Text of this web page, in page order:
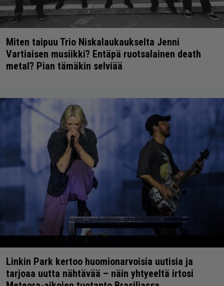
Miten taipuu Trio Niskalaukaukselta Jenni
Vartiaisen musiikki? Entäpä ruotsalainen death
metal? Pian tämäkin selviää
Linkin Park kertoo huomionarvoisia uutisia ja
tarjoaa uutta nähtävää – näin yhtyeeltä irtosi